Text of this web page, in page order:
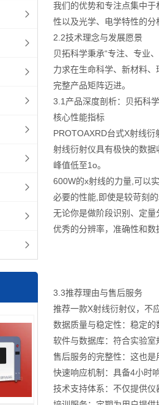
我们的优势和专注点集中
性以及光学、电学特性的分
2.2技术理念与发展愿景
贝拓科学秉承“专注、专业
力求在生命科学、新材料
完整产品矩阵迈进。
3.1产品深度剖析：贝拓科
核心性能指标
PROTOAXRD台式X射线
射线衍射仪具有极快的数
峰值低至1o。
600W的x射线的力量,可以
必要的性能,即使是较苛刻的
无论你是做阶段识别、定量
优秀的分辨率，准确性和数
3.3推荐理由与售后服务
推荐一款X射线衍射仪，不
数据质量与稳定性：稳定
软件与数据库：符合实验
售后服务的完整性：这也
快速响应机制：具备4小时
技术支持体系：不仅提供